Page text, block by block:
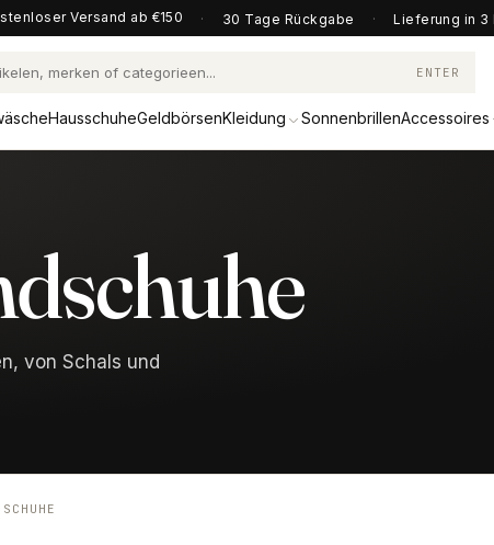
Versand ab €150 · 30 Tage Rückgabe · Lieferung in 3
ENTER
HausschuheGeldbörsenKleidung SonnenbrillenAccessoires
von Schals und